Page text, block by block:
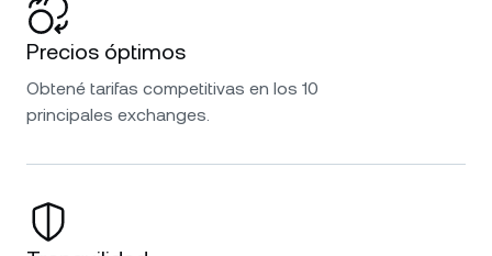
Precios óptimos
Obtené tarifas competitivas en los 10
principales exchanges.